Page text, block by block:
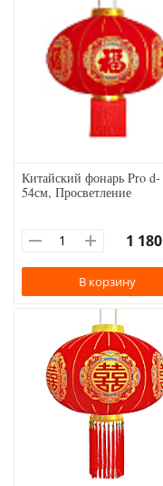
Китайский фонарь Pro d-
54см, Просветление
1 180
В корзину